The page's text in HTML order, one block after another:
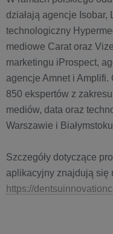
działają agencje Isobar,
technologiczny
mediowe Carat oraz
marketingu iProspect,
agencje Amnet i
850 ekspertów z
mediów, data oraz
Warszawie i
Szczegóły dotyczące
aplikacyjny znajdują się
https://